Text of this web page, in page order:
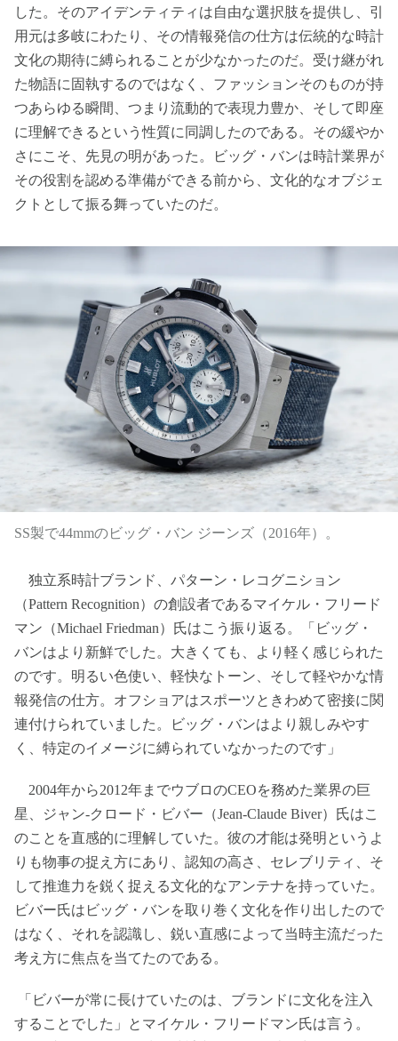
した。そのアイデンティティは自由な選択肢を提供し、引
用元は多岐にわたり、その情報発信の仕方は伝統的な時計
文化の期待に縛られることが少なかったのだ。受け継がれ
た物語に固執するのではなく、ファッションそのものが持
つあらゆる瞬間、つまり流動的で表現力豊か、そして即座
に理解できるという性質に同調したのである。その緩やか
さにこそ、先見の明があった。ビッグ・バンは時計業界が
その役割を認める準備ができる前から、文化的なオブジェ
クトとして振る舞っていたのだ。
SS製で44mmのビッグ・バン ジーンズ（2016年）。
独立系時計ブランド、パターン・レコグニション
（Pattern Recognition）の創設者であるマイケル・フリード
マン（Michael Friedman）氏はこう振り返る。「ビッグ・
バンはより新鮮でした。大きくても、より軽く感じられた
のです。明るい色使い、軽快なトーン、そして軽やかな情
報発信の仕方。オフショアはスポーツときわめて密接に関
連付けられていました。ビッグ・バンはより親しみやす
く、特定のイメージに縛られていなかったのです」
2004年から2012年までウブロのCEOを務めた業界の巨
星、ジャン-クロード・ビバー（Jean-Claude Biver）氏はこ
のことを直感的に理解していた。彼の才能は発明というよ
りも物事の捉え方にあり、認知の高さ、セレブリティ、そ
して推進力を鋭く捉える文化的なアンテナを持っていた。
ビバー氏はビッグ・バンを取り巻く文化を作り出したので
はなく、それを認識し、鋭い直感によって当時主流だった
考え方に焦点を当てたのである。
「ビバーが常に長けていたのは、ブランドに文化を注入
することでした」とマイケル・フリードマン氏は言う。